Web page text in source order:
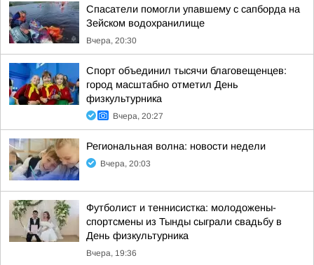
Спасатели помогли упавшему с сапборда на
Зейском водохранилище
Вчера, 20:30
Спорт объединил тысячи благовещенцев:
город масштабно отметил День
физкультурника
Вчера, 20:27
Региональная волна: новости недели
Вчера, 20:03
Футболист и теннисистка: молодожены-
спортсмены из Тынды сыграли свадьбу в
День физкультурника
Вчера, 19:36